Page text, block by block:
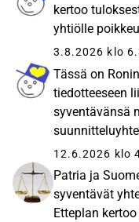
kertoo
yhtiölle
3.8.2026 klo
Tässä on
tiedotteeseen
syventävänsä
12.6.2026 klo
Patria ja
syventävät
Etteplan